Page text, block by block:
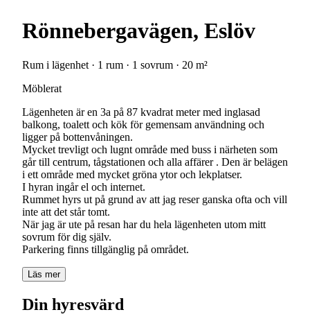
Rönnebergavägen, Eslöv
Rum i lägenhet · 1 rum · 1 sovrum · 20 m²
Möblerat
Lägenheten är en 3a på 87 kvadrat meter med inglasad
balkong, toalett och kök för gemensam användning och
ligger på bottenvåningen.
Mycket trevligt och lugnt område med buss i närheten som
går till centrum, tågstationen och alla affärer . Den är belägen
i ett område med mycket gröna ytor och lekplatser.
I hyran ingår el och internet.
Rummet hyrs ut på grund av att jag reser ganska ofta och vill
inte att det står tomt.
När jag är ute på resan har du hela lägenheten utom mitt
sovrum för dig själv.
Läs mer
Din hyresvärd